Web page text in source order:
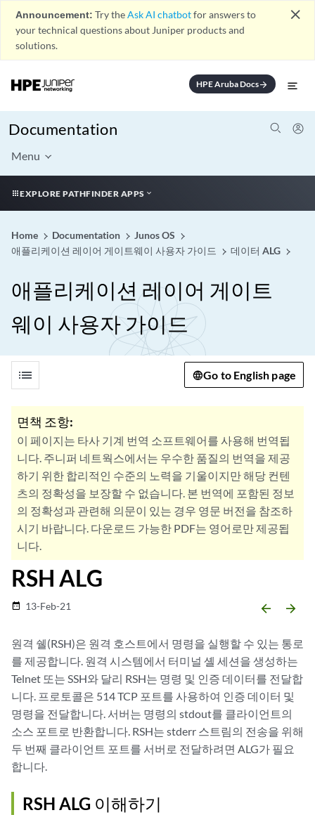
Announcement: Try theAsk AI chatbotfor answers to
your technical questions about Juniper products and
solutions.
close
HPE Aruba Docsarrow_forward
Documentation
Menu
EXPLORE PATHFINDER APPS
Home Documentation
Junos OS
애플리케이션 레이어 게이트웨이 사용자 가이드
데이터 ALG
애플리케이션 레이어 게이트
웨이 사용자 가이드
list Go to English page
면책 조항:
이 페이지는 타사 기계 번역 소프트웨어를 사용해 번역됩
니다. 주니퍼 네트웍스에서는 우수한 품질의 번역을 제공
하기 위한 합리적인 수준의 노력을 기울이지만 해당 컨텐
츠의 정확성을 보장할 수 없습니다. 본 번역에 포함된 정보
의 정확성과 관련해 의문이 있는 경우 영문 버전을 참조하
시기 바랍니다. 다운로드 가능한 PDF는 영어로만 제공됩
니다.
RSH ALG
date_range 13-Feb-21 arrow_backward arrow_forward
원격 쉘(RSH)은 원격 호스트에서 명령을 실행할 수 있는 통로
를 제공합니다. 원격 시스템에서 터미널 셸 세션을 생성하는
Telnet 또는 SSH와 달리 RSH는 명령 및 인증 데이터를 전달합
니다. 프로토콜은 514 TCP 포트를 사용하여 인증 데이터 및
명령을 전달합니다. 서버는 명령의 stdout를 클라이언트의
소스 포트로 반환합니다. RSH는 stderr 스트림의 전송을 위해
두 번째 클라이언트 포트를 서버로 전달하려면 ALG가 필요
합니다.
RSH ALG 이해하기